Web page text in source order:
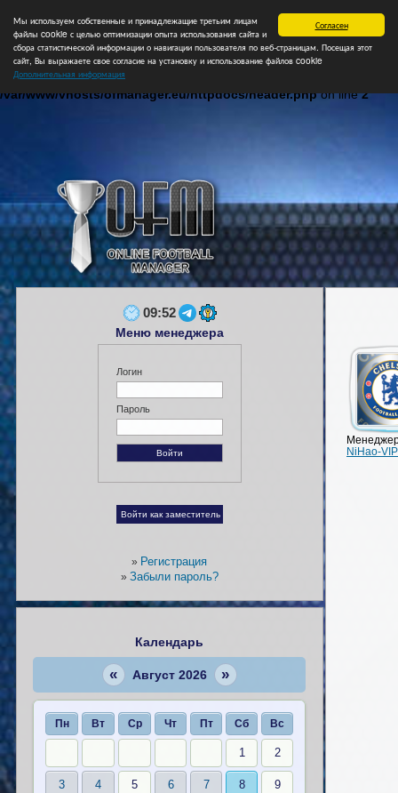
Согласен
Мы используем собственные и принадлежащие третьим лицам
файлы cookie с целью оптимизации опыта использования сайта и
сбора статистической информации о навигации пользователя по веб-страницам. Посещая этот
сайт, Вы выражаете свое согласие на установку и использование файлов cookie
Дополнительная информация
Notice: Undefined index: login in
/var/www/vhosts/ofmanager.eu/httpdocs/header.phpon line2
Главная Форум Турниры Сборные НФ Свободные
NiHao-VIP
09:52
Меню менеджера
Логин
Пароль
» Регистрация
» Забыли пароль?
Календарь
« Август 2026 »
Пн Вт Ср Чт Пт Сб Вс
1 2
3 4 5 6 7 8 9